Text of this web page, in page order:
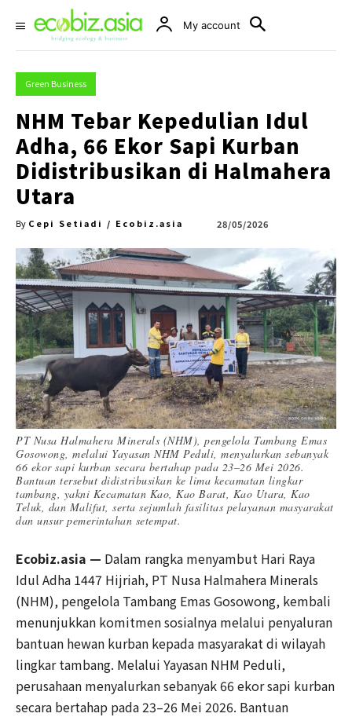
My account
Green Business
NHM Tebar Kepedulian Idul
Adha, 66 Ekor Sapi Kurban
Didistribusikan di Halmahera
Utara
By Cepi Setiadi / Ecobiz.asia 28/05/2026
PT Nusa Halmahera Minerals (NHM), pengelola Tambang Emas
Gosowong, melalui Yayasan NHM Peduli, menyalurkan sebanyak
66 ekor sapi kurban secara bertahap pada 23–26 Mei 2026.
Bantuan tersebut didistribusikan ke lima kecamatan lingkar
tambang, yakni Kecamatan Kao, Kao Barat, Kao Utara, Kao
Teluk, dan Malifut, serta sejumlah fasilitas pelayanan masyarakat
dan unsur pemerintahan setempat.
Ecobiz.asia — Dalam rangka menyambut Hari Raya
Idul Adha 1447 Hijriah, PT Nusa Halmahera Minerals
(NHM), pengelola Tambang Emas Gosowong, kembali
menunjukkan komitmen sosialnya melalui penyaluran
bantuan hewan kurban kepada masyarakat di wilayah
lingkar tambang. Melalui Yayasan NHM Peduli,
perusahaan menyalurkan sebanyak 66 ekor sapi kurban
secara bertahap pada 23–26 Mei 2026. Bantuan